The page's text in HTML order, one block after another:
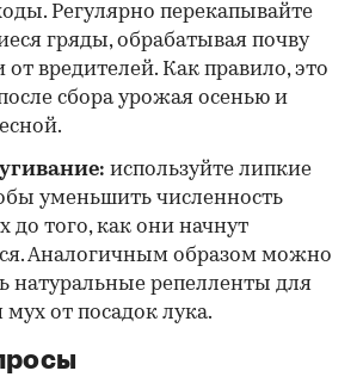
Регулярно перекапывайте
гряды, обрабатывая почву
от вредителей. Как правило, это
сбора урожая осенью и
используйте липкие
уменьшить численность
до того, как они начнут
Аналогичным образом можно
натуральные репелленты для
мух от посадок лука.